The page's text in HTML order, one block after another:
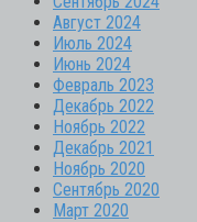
Август 2024
Июль 2024
Июнь 2024
Февраль 2023
Декабрь 2022
Ноябрь 2022
Декабрь 2021
Ноябрь 2020
Сентябрь 2020
Март 2020